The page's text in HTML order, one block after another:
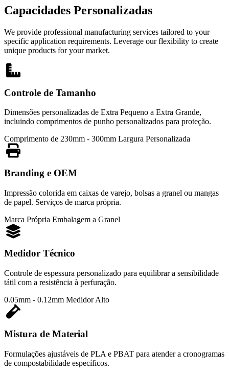
Capacidades Personalizadas
We provide professional manufacturing services tailored to your
specific application requirements. Leverage our flexibility to create
unique products for your market.
Controle de Tamanho
Dimensões personalizadas de Extra Pequeno a Extra Grande,
incluindo comprimentos de punho personalizados para proteção.
Comprimento de 230mm - 300mm Largura Personalizada
Branding e OEM
Impressão colorida em caixas de varejo, bolsas a granel ou mangas
de papel. Serviços de marca própria.
Marca Própria Embalagem a Granel
Medidor Técnico
Controle de espessura personalizado para equilibrar a sensibilidade
tátil com a resistência à perfuração.
0.05mm - 0.12mm Medidor Alto
Mistura de Material
Formulações ajustáveis de PLA e PBAT para atender a cronogramas
de compostabilidade específicos.